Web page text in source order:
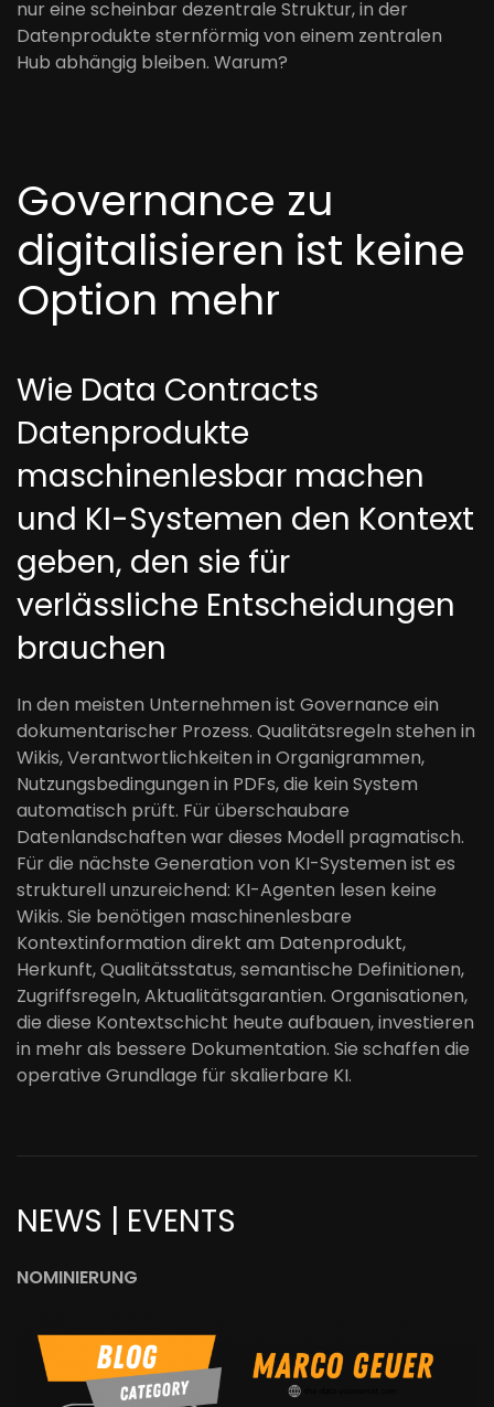
nur eine scheinbar dezentrale Struktur, in der
Datenprodukte sternförmig von einem zentralen
Hub abhängig bleiben. Warum?
Governance zu
digitalisieren ist keine
Option mehr
Wie Data Contracts
Datenprodukte
maschinenlesbar machen
und KI-Systemen den Kontext
geben, den sie für
verlässliche Entscheidungen
brauchen
In den meisten Unternehmen ist Governance ein
dokumentarischer Prozess. Qualitätsregeln stehen in
Wikis, Verantwortlichkeiten in Organigrammen,
Nutzungsbedingungen in PDFs, die kein System
automatisch prüft. Für überschaubare
Datenlandschaften war dieses Modell pragmatisch.
Für die nächste Generation von KI-Systemen ist es
strukturell unzureichend: KI-Agenten lesen keine
Wikis. Sie benötigen maschinenlesbare
Kontextinformation direkt am Datenprodukt,
Herkunft, Qualitätsstatus, semantische Definitionen,
Zugriffsregeln, Aktualitätsgarantien. Organisationen,
die diese Kontextschicht heute aufbauen, investieren
in mehr als bessere Dokumentation. Sie schaffen die
operative Grundlage für skalierbare KI.
NEWS | EVENTS
NOMINIERUNG